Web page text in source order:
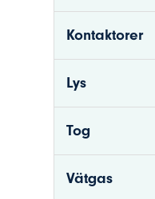
Kontaktorer
Lys
Tog
Vätgas